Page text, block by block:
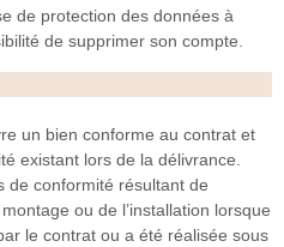
de protection des données à
de supprimer son compte.
un bien conforme au contrat et
existant lors de la délivrance.
de conformité résultant de
ou de l’installation lorsque
le contrat ou a été réalisée sous